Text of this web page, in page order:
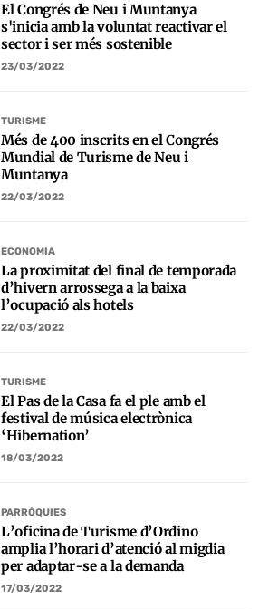
El Congrés de Neu i Muntanya
s'inicia amb la voluntat reactivar el
sector i ser més sostenible
23/03/2022
TURISME
Més de 400 inscrits en el Congrés
Mundial de Turisme de Neu i
Muntanya
22/03/2022
ECONOMIA
La proximitat del final de temporada
d’hivern arrossega a la baixa
l’ocupació als hotels
22/03/2022
TURISME
El Pas de la Casa fa el ple amb el
festival de música electrònica
‘Hibernation’
18/03/2022
PARRÒQUIES
L’oficina de Turisme d’Ordino
amplia l’horari d’atenció al migdia
per adaptar-se a la demanda
17/03/2022